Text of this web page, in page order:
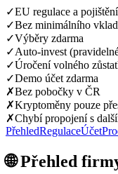
✓EU regulace a
✓Bez minimálního
✓Výběry zdarma
✓Auto-invest
✓Úročení volného
✓Demo účet zdarma
✗Bez pobočky v ČR
✗Kryptoměny pouze
✗Chybí propojení s
PřehledRegulaceÚčet
🌐 Přehled